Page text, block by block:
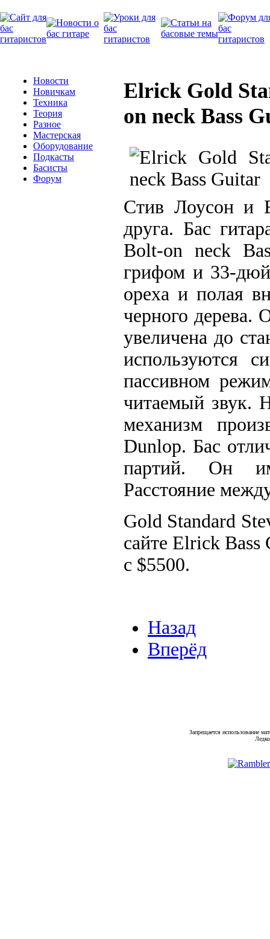
Новости
Новичкам
Техника
Теория
Разное
Мастерская
Оборудование
Подкасты
Басисты
Форум
Elrick Gold
on neck Bass
Стив Лоусон и
друга. Бас
Bolt-on neck
грифом и 33-
ореха и полая
черного дерева.
увеличена до
используются
пассивном
читаемый звук.
механизм
Dunlop. Бас
партий. Он
Расстояние
Gold Standard
сайте Elrick Bass
с $5500.
Назад
Вперёд
Запрещается использование